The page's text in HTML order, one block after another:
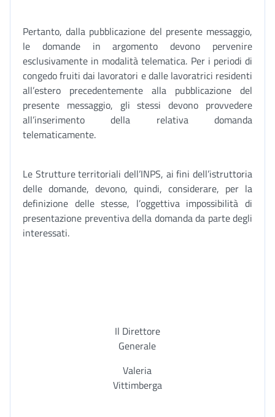
Pertanto, dalla pubblicazione del presente messaggio,
le domande in argomento devono pervenire
esclusivamente in modalità telematica. Per i periodi di
congedo fruiti dai lavoratori e dalle lavoratrici residenti
all’estero precedentemente alla pubblicazione del
presente messaggio, gli stessi devono provvedere
all’inserimento della relativa domanda
telematicamente.
Le Strutture territoriali dell’INPS, ai fini dell’istruttoria
delle domande, devono, quindi, considerare, per la
definizione delle stesse, l’oggettiva impossibilità di
presentazione preventiva della domanda da parte degli
interessati.
Il Direttore
Generale
Valeria
Vittimberga